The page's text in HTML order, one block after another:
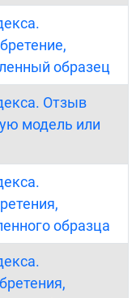
образец
Отзыв
модель или
образца